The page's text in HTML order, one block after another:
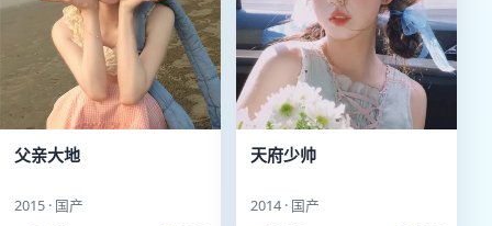
父亲大地
2015 · 国产
天府少帅
2014 · 国产